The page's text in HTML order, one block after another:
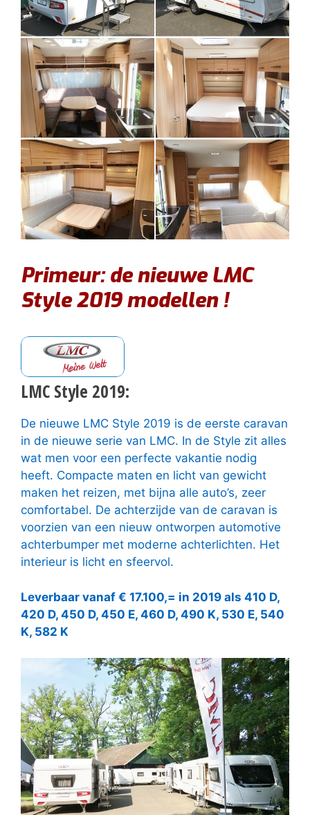
Primeur: de nieuwe LMC
Style 2019 modellen !
LMC Style 2019:
De nieuwe LMC Style 2019 is de eerste caravan
in de nieuwe serie van LMC. In de Style zit alles
wat men voor een perfecte vakantie nodig
heeft. Compacte maten en licht van gewicht
maken het reizen, met bijna alle auto’s, zeer
comfortabel. De achterzijde van de caravan is
voorzien van een nieuw ontworpen automotive
achterbumper met moderne achterlichten. Het
interieur is licht en sfeervol.
Leverbaar vanaf € 17.100,= in 2019 als 410 D,
420 D, 450 D, 450 E, 460 D, 490 K, 530 E, 540
K, 582 K